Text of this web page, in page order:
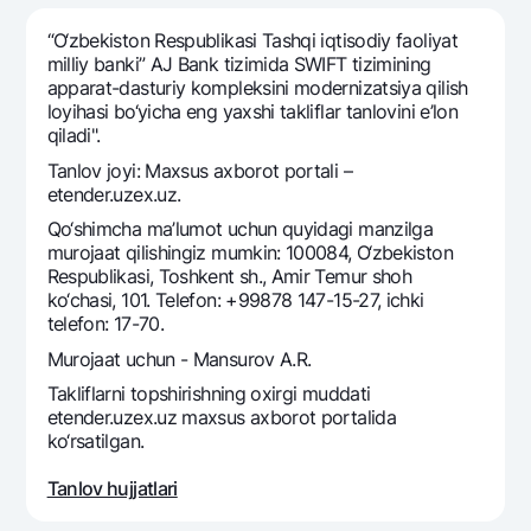
Hamma uchun USD uchun
Talab qilib olinguncha USD
Oltin omonat
NBU’dan oltin quymalar
Kumush omonat
UzCard/HUMO
Visa
Visa Champion
Mastercard
Ish haqi
Eskrou hisobvarag‘i
Tariflar
Aksiyalar
Milliy mobil ilovasi
Ko'p beriladigan savollar
Sayt bo‘yicha qidiring
Qidirish
Foydali havolalar
Ko'p beriladigan savollar
“O‘zbekiston Respublikasi Tashqi iqtisodiy faoliyat
milliy banki” AJ Bank tizimida SWIFT tizimining
apparat-dasturiy kompleksini modernizatsiya qilish
loyihasi bo‘yicha eng yaxshi takliflar tanlovini e’lon
qiladi".
Tanlov joyi: Maxsus axborot portali –
etender.uzex.uz.
Qo‘shimcha ma’lumot uchun quyidagi manzilga
murojaat qilishingiz mumkin: 100084, O‘zbekiston
Respublikasi, Toshkent sh., Amir Temur shoh
ko‘chasi, 101. Telefon: +99878 147-15-27, ichki
telefon: 17-70.
Murojaat uchun - Mansurov A.R.
Takliflarni topshirishning oxirgi muddati
etender.uzex.uz maxsus axborot portalida
ko‘rsatilgan.
Tanlov hujjatlari